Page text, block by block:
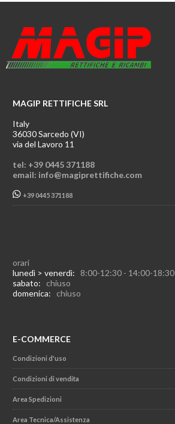
MAGIP RETTIFICHE SRL
Italy
36030 Sarcedo (VI)
via del Lavoro 11
tel: +39 0445 371188
email: info@magiprettifiche.com
+39 0445 371188
orari
lunedì > venerdì: 8:00-12:30 - 14:00-18:30
sabato: chiuso
domenica: chiuso
E-COMMERCE
Condizioni d'uso
Condizioni di vendita
Area Spedizioni
Area Tecnica/Assistenza